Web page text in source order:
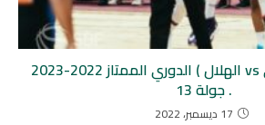
صور مباراة ( الأهلي vs الهلال ) الدوري الممتاز 2022-2023
. جولة 13
17 ديسمبر، 2022